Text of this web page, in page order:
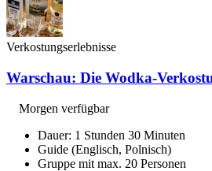
Verkostungserlebnisse
Warschau: Die Wodka-
Morgen verfügbar
Dauer: 1 Stunden 30 Minuten
Guide (Englisch, Polnisch)
Gruppe mit max. 20 Personen